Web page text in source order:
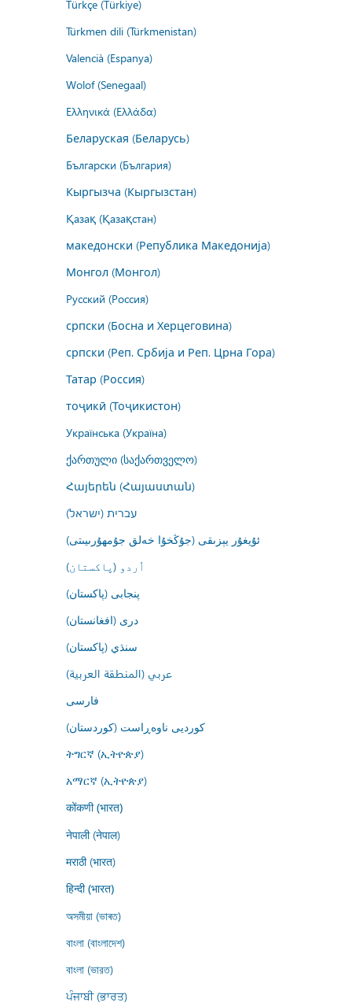
Türkçe (Türkiye)
Türkmen dili (Türkmenistan)
Valencià (Espanya)
Wolof (Senegaal)
Ελληνικά (Ελλάδα)
Беларуская (Беларусь)
Български (България)
Кыргызча (Кыргызстан)
Қазақ (Қазақстан)
македонски (Република Македонија)
Монгол (Монгол)
Русский (Россия)
српски (Босна и Херцеговина)
српски (Реп. Србија и Реп. Црна Гора)
Татар (Россия)
тоҷикӣ (Тоҷикистон)
Українська (Україна)
ქართული (საქართველო)
Հայերեն (Հայաստան)
עברית (ישראל)
ئۇيغۇر يېزىقى (جۇڭخۇا خەلق جۇمھۇرىيىتى)
اُردو (پاکستان)
پنجابی (پاکستان)
درى (افغانستان)
سنڌي (پاکستان)
عربي (المنطقة العربية)
فارسى
کوردیی ناوەڕاست (کوردستان)
ትግርኛ (ኢትዮጵያ)
አማርኛ (ኢትዮጵያ)
कोंकणी (भारत)
नेपाली (नेपाल)
मराठी (भारत)
हिन्दी (भारत)
অসমীয়া (ভাৰত)
বাংলা (বাংলাদেশ)
বাংলা (ভারত)
ਪੰਜਾਬੀ (ਭਾਰਤ)